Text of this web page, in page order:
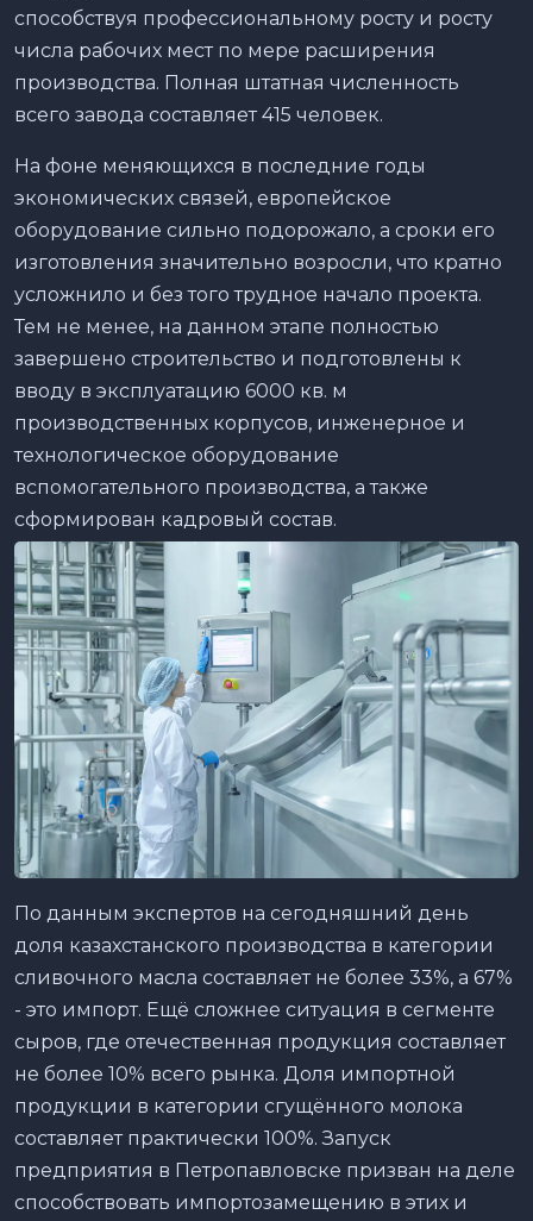
способствуя профессиональному росту и росту
числа рабочих мест по мере расширения
производства. Полная штатная численность
всего завода составляет 415 человек.
На фоне меняющихся в последние годы
экономических связей, европейское
оборудование сильно подорожало, а сроки его
изготовления значительно возросли, что кратно
усложнило и без того трудное начало проекта.
Тем не менее, на данном этапе полностью
завершено строительство и подготовлены к
вводу в эксплуатацию 6000 кв. м
производственных корпусов, инженерное и
технологическое оборудование
вспомогательного производства, а также
сформирован кадровый состав.
По данным экспертов на сегодняшний день
доля казахстанского производства в категории
сливочного масла составляет не более 33%, а 67%
- это импорт. Ещё сложнее ситуация в сегменте
сыров, где отечественная продукция составляет
не более 10% всего рынка. Доля импортной
продукции в категории сгущённого молока
составляет практически 100%. Запуск
предприятия в Петропавловске призван на деле
способствовать импортозамещению в этих и